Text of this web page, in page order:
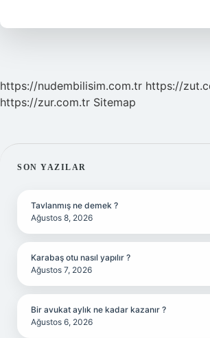
Ile
https://nudembilisim.com.tr https://
https://zur.com.tr Sitemap
SIDEBAR
SON YAZILAR
Tavlanmış ne demek ?
Ağustos 8, 2026
Karabaş otu nasıl yapılır ?
Ağustos 7, 2026
Bir avukat aylık ne kadar kazanır ?
Ağustos 6, 2026